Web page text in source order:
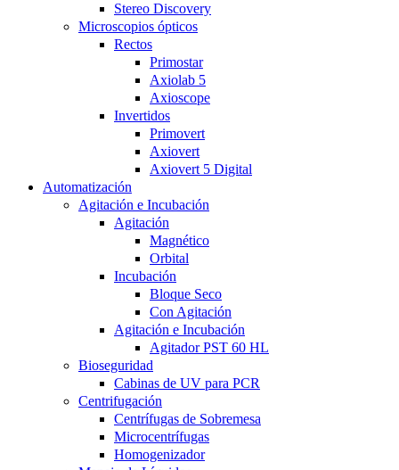
Stereo Discovery
Microscopios ópticos
Rectos
Primostar
Axiolab 5
Axioscope
Invertidos
Primovert
Axiovert
Axiovert 5 Digital
Automatización
Agitación e Incubación
Agitación
Magnético
Orbital
Incubación
Bloque Seco
Con Agitación
Agitación e Incubación
Agitador PST 60 HL
Bioseguridad
Cabinas de UV para PCR
Centrifugación
Centrífugas de Sobremesa
Microcentrífugas
Homogenizador